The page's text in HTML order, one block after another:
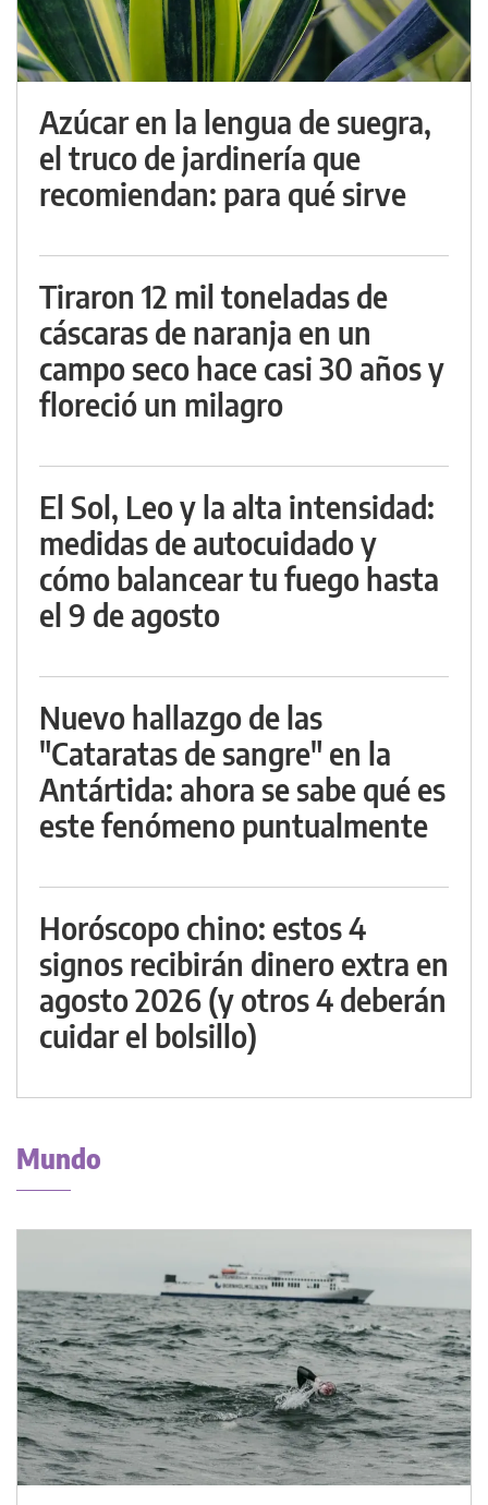
Azúcar en la lengua de suegra,
el truco de jardinería que
recomiendan: para qué sirve
Tiraron 12 mil toneladas de
cáscaras de naranja en un
campo seco hace casi 30 años y
floreció un milagro
El Sol, Leo y la alta intensidad:
medidas de autocuidado y
cómo balancear tu fuego hasta
el 9 de agosto
Nuevo hallazgo de las
"Cataratas de sangre" en la
Antártida: ahora se sabe qué es
este fenómeno puntualmente
Horóscopo chino: estos 4
signos recibirán dinero extra en
agosto 2026 (y otros 4 deberán
cuidar el bolsillo)
Mundo